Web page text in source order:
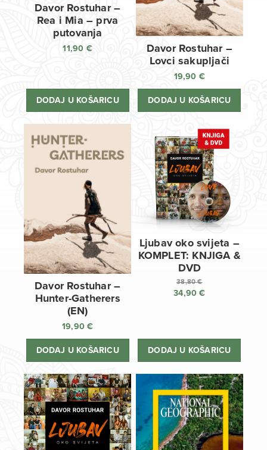
Davor Rostuhar –
Rea i Mia – prva
putovanja
11,90 €
DODAJ U KOŠARICU
Davor Rostuhar –
Lovci sakupljači
19,90 €
DODAJ U KOŠARICU
Davor Rostuhar –
Hunter-Gatherers
(EN)
19,90€
DODAJ U KOŠARICU
Ljubav oko svijeta –
KOMPLET: KNJIGA &
DVD
38,80€
Izvorna
38,80 €.
34,90€
34,90 €.
DODAJ U KOŠARICU